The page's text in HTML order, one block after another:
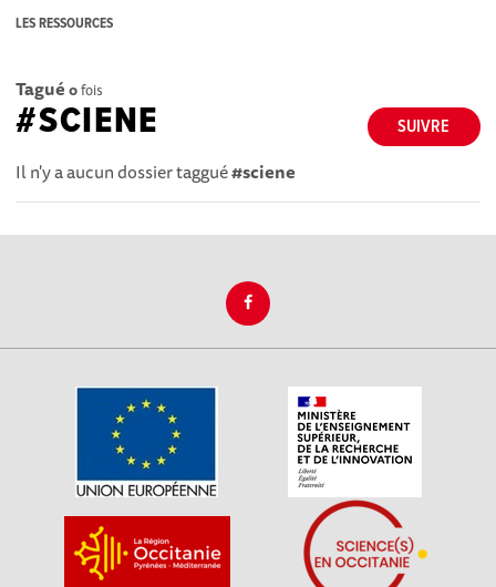
LES RESSOURCES
Tagué 0fois
SUIVRE
#SCIENE
Il n'y a aucun dossier taggué#sciene